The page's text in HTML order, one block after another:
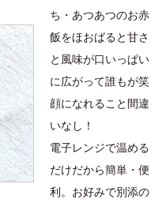
ち・あつあつのお赤
飯をほおばると甘さ
と風味が口いっぱい
に広がって誰もが笑
顔になれること間違
いなし！
電子レンジで温める
だけだから簡単・便
利。お好みで別添の